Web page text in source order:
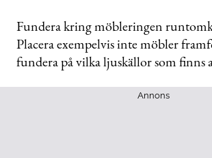
Fundera kring möbleringen
Placera exempelvis inte möbler
fundera på vilka ljuskällor som finns
Annons